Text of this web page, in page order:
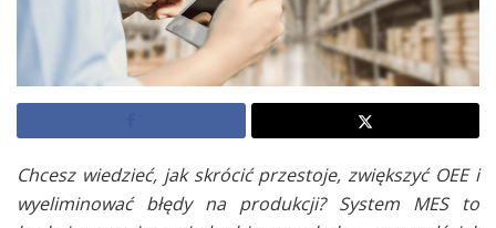
Chcesz wiedzieć, jak skrócić przestoje, zwiększyć OEE i
wyeliminować błędy na produkcji? System MES to